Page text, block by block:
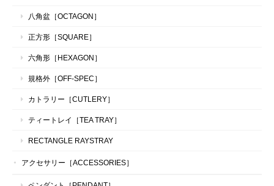
八角盆［OCTAGON］
正方形［SQUARE］
六角形［HEXAGON］
規格外［OFF-SPEC］
カトラリー［CUTLERY］
ティートレイ［TEA TRAY］
RECTANGLE RAYSTRAY
アクセサリー［ACCESSORIES］